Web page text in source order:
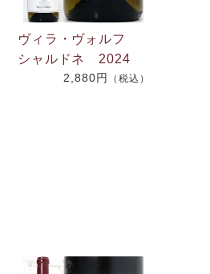
ヴィラ・ヴォルフ
シャルドネ 2024
2,880円 （税込）